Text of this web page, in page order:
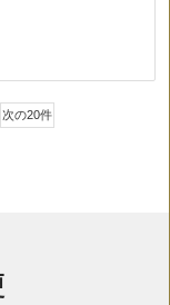
次の20件